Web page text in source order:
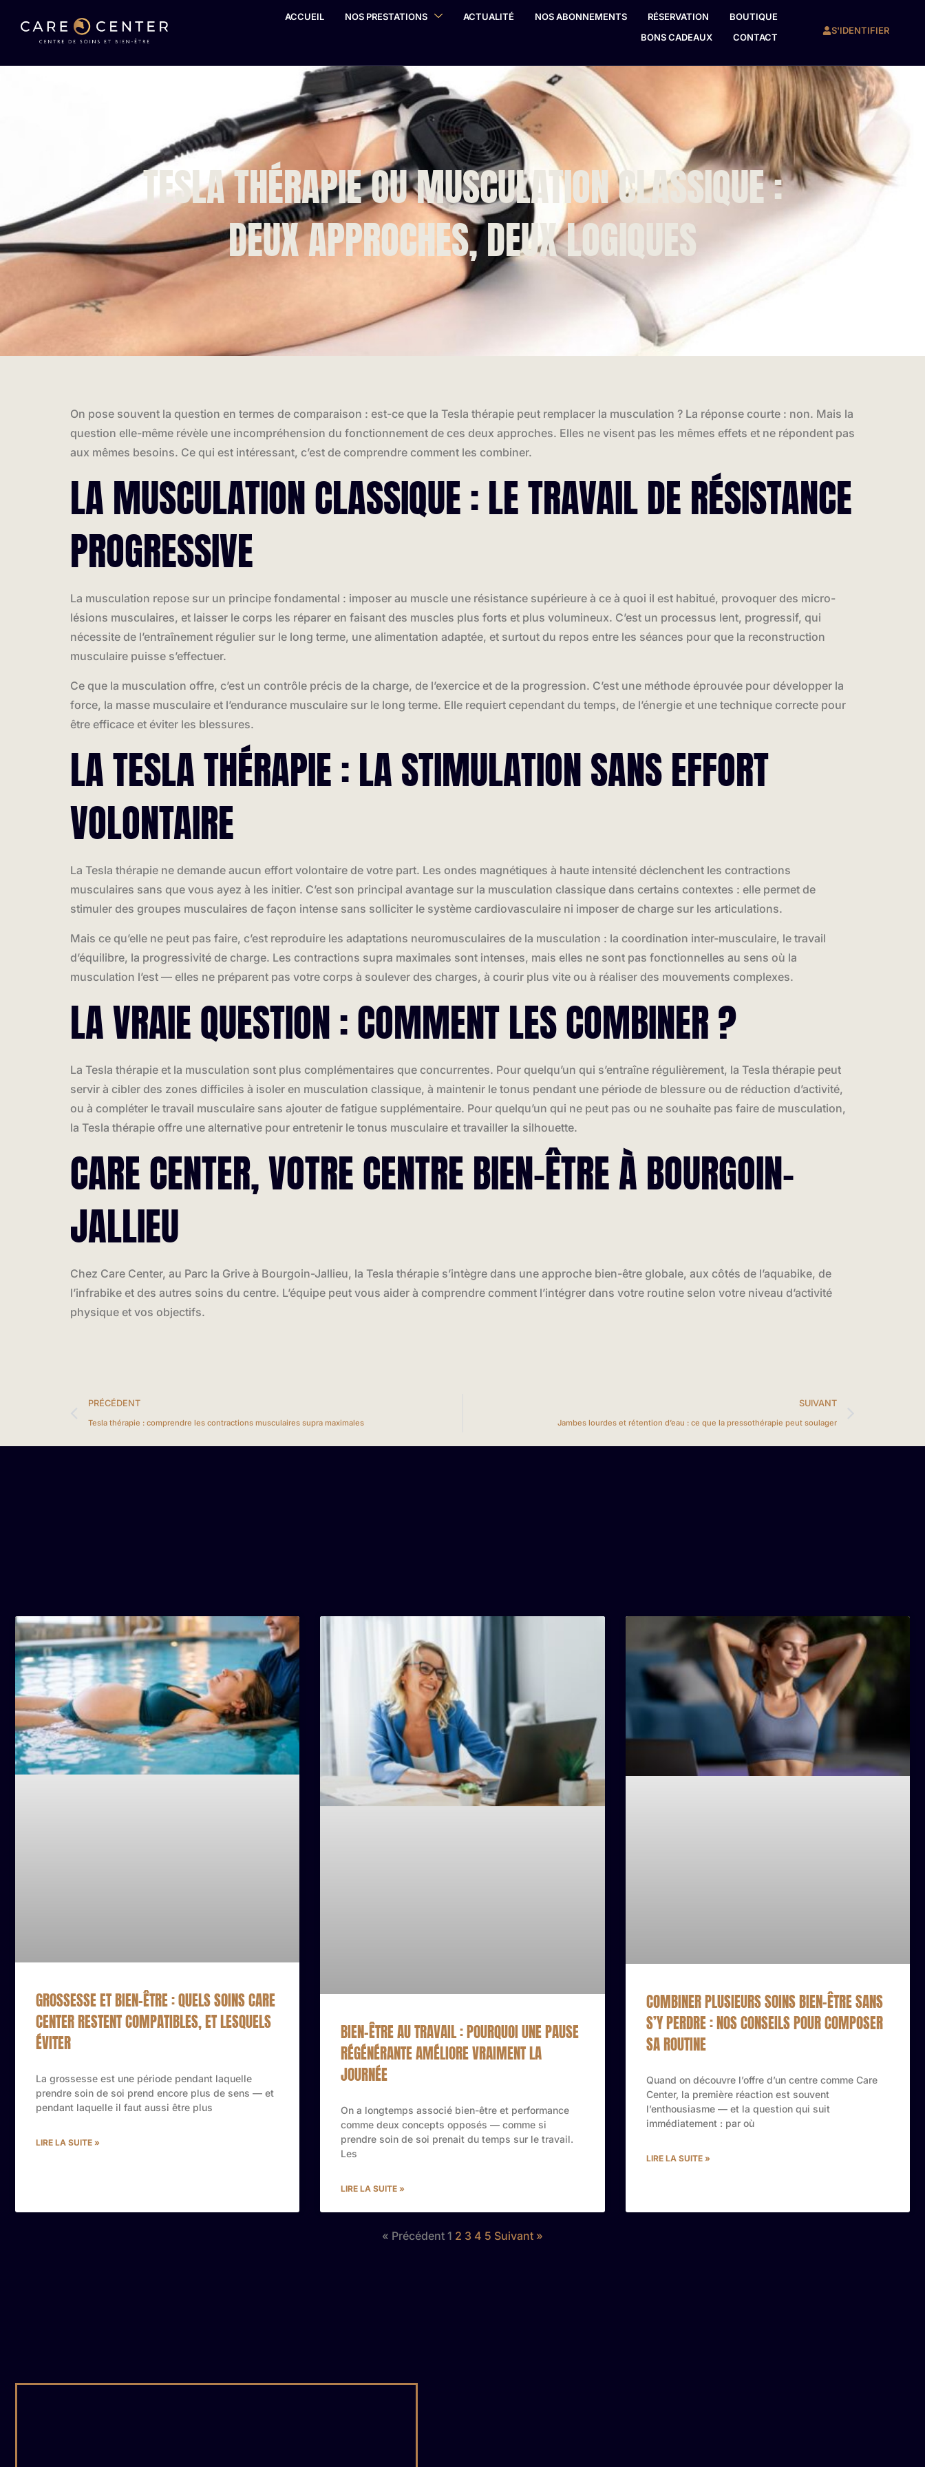
ACCUEIL NOS PRESTATIONS ACTUALITÉ NOS ABONNEMENTS RÉSERVATION
BOUTIQUE
BONS CADEAUX
CONTACT
S'IDENTIFIER
TESLA THÉRAPIE OU MUSCULATION CLASSIQUE :
DEUX APPROCHES, DEUX LOGIQUES
On pose souvent la question en termes de comparaison : est-ce que la Tesla thérapie peut remplacer la musculation ? La réponse courte : non. Mais la
question elle-même révèle une incompréhension du fonctionnement de ces deux approches. Elles ne visent pas les mêmes effets et ne répondent pas
aux mêmes besoins. Ce qui est intéressant, c’est de comprendre comment les combiner.
LA MUSCULATION CLASSIQUE : LE TRAVAIL DE RÉSISTANCE
PROGRESSIVE
La musculation repose sur un principe fondamental : imposer au muscle une résistance supérieure à ce à quoi il est habitué, provoquer des micro-
lésions musculaires, et laisser le corps les réparer en faisant des muscles plus forts et plus volumineux. C’est un processus lent, progressif, qui
nécessite de l’entraînement régulier sur le long terme, une alimentation adaptée, et surtout du repos entre les séances pour que la reconstruction
musculaire puisse s’effectuer.
Ce que la musculation offre, c’est un contrôle précis de la charge, de l’exercice et de la progression. C’est une méthode éprouvée pour développer la
force, la masse musculaire et l’endurance musculaire sur le long terme. Elle requiert cependant du temps, de l’énergie et une technique correcte pour
être efficace et éviter les blessures.
LA TESLA THÉRAPIE : LA STIMULATION SANS EFFORT
VOLONTAIRE
La Tesla thérapie ne demande aucun effort volontaire de votre part. Les ondes magnétiques à haute intensité déclenchent les contractions
musculaires sans que vous ayez à les initier. C’est son principal avantage sur la musculation classique dans certains contextes : elle permet de
stimuler des groupes musculaires de façon intense sans solliciter le système cardiovasculaire ni imposer de charge sur les articulations.
Mais ce qu’elle ne peut pas faire, c’est reproduire les adaptations neuromusculaires de la musculation : la coordination inter-musculaire, le travail
d’équilibre, la progressivité de charge. Les contractions supra maximales sont intenses, mais elles ne sont pas fonctionnelles au sens où la
musculation l’est — elles ne préparent pas votre corps à soulever des charges, à courir plus vite ou à réaliser des mouvements complexes.
LA VRAIE QUESTION : COMMENT LES COMBINER ?
La Tesla thérapie et la musculation sont plus complémentaires que concurrentes. Pour quelqu’un qui s’entraîne régulièrement, la Tesla thérapie peut
servir à cibler des zones difficiles à isoler en musculation classique, à maintenir le tonus pendant une période de blessure ou de réduction d’activité,
ou à compléter le travail musculaire sans ajouter de fatigue supplémentaire. Pour quelqu’un qui ne peut pas ou ne souhaite pas faire de musculation,
la Tesla thérapie offre une alternative pour entretenir le tonus musculaire et travailler la silhouette.
CARE CENTER, VOTRE CENTRE BIEN-ÊTRE À BOURGOIN-
JALLIEU
Chez Care Center, au Parc la Grive à Bourgoin-Jallieu, la Tesla thérapie s’intègre dans une approche bien-être globale, aux côtés de l’aquabike, de
l’infrabike et des autres soins du centre. L’équipe peut vous aider à comprendre comment l’intégrer dans votre routine selon votre niveau d’activité
physique et vos objectifs.
PRÉCÉDENT
Tesla thérapie : comprendre les contractions musculaires supra maximales
SUIVANT
Jambes lourdes et rétention d’eau : ce que la pressothérapie peut soulager
GROSSESSE ET BIEN-ÊTRE : QUELS SOINS CARE
CENTER RESTENT COMPATIBLES, ET LESQUELS
ÉVITER
La grossesse est une période pendant laquelle
prendre soin de soi prend encore plus de sens — et
pendant laquelle il faut aussi être plus
LIRE LA SUITE »
BIEN-ÊTRE AU TRAVAIL : POURQUOI UNE PAUSE
RÉGÉNÉRANTE AMÉLIORE VRAIMENT LA
JOURNÉE
On a longtemps associé bien-être et performance
comme deux concepts opposés — comme si
prendre soin de soi prenait du temps sur le travail.
Les
LIRE LA SUITE »
COMBINER PLUSIEURS SOINS BIEN-ÊTRE SANS
S’Y PERDRE : NOS CONSEILS POUR COMPOSER
SA ROUTINE
Quand on découvre l’offre d’un centre comme Care
Center, la première réaction est souvent
l’enthousiasme — et la question qui suit
immédiatement : par où
LIRE LA SUITE »
« Précédent 1 2 3 4 5 Suivant »